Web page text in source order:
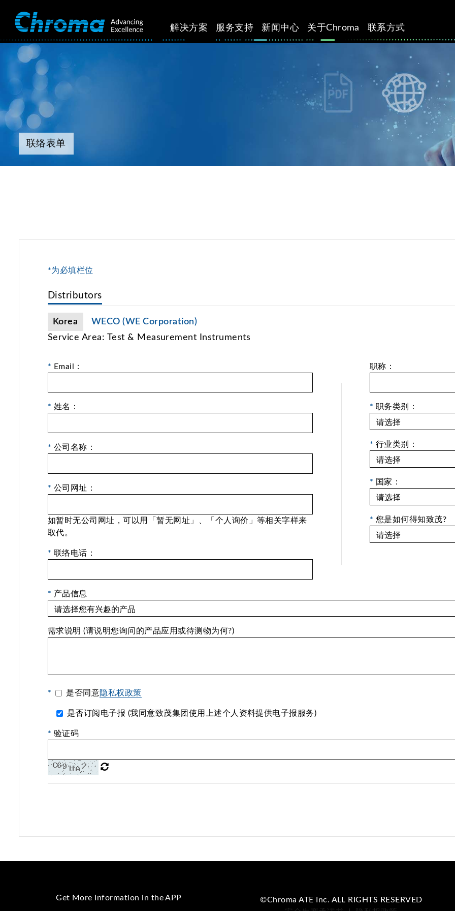
解决方案 服务支持 新闻中心 关于Chroma 联系方式
联络表单
*为必填栏位
Distributors
Korea
WECO (WE Corporation)
Service Area: Test & Measurement Instruments
* Email：
* 姓名：
* 公司名称：
* 公司网址：
如暂时无公司网址，可以用「暂无网址」、「个人询价」等相关字样来
取代。
* 联络电话：
职称：
* 职务类别：
* 行业类别：
* 国家：
* 您是如何得知致茂?
* 产品信息
需求说明 (请说明您询问的产品应用或待测物为何?)
* 是否同意隐私权政策
是否订阅电子报 (我同意致茂集团使用上述个人资料提供电子报服务)
* 验证码
Get More Information in the APP
©Chroma ATE Inc. ALL RIGHTS RESERVED